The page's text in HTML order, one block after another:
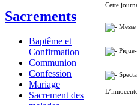
Sacrements
Baptême et
Confirmation
Communion
Confession
Mariage
Sacrement des
Cette